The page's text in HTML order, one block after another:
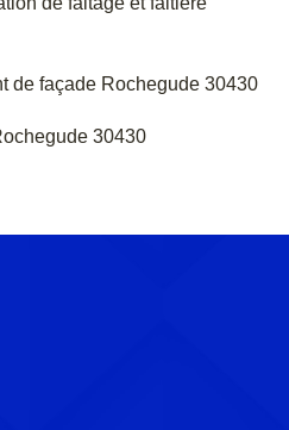
de façade Rochegude 30430
30430